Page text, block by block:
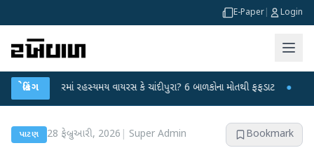
E-Paper Login
બ્રેકિંગ રહસ્યમય વાયરસ કે ચાંદીપુરા? 6 બાળકોના મોતથી ફફડાટ ● હવામાન
પાટણ 28 ફેબ્રુઆરી, 2026 Super Admin Bookmark